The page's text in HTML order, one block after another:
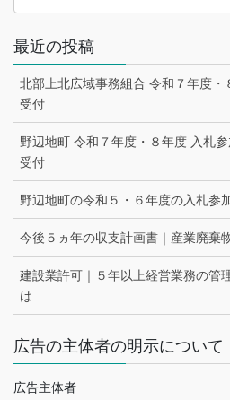
最近の投稿
北部上北広域事務組合 令和７年度
受付
野辺地町 令和７年度・８年度 入札
受付
野辺地町の令和５・６年度の入札参
今後５ヵ年の収支計画書｜産業廃棄
建設業許可｜５年以上経営業務の管
は
広告の主体者の明示について
広告主体者